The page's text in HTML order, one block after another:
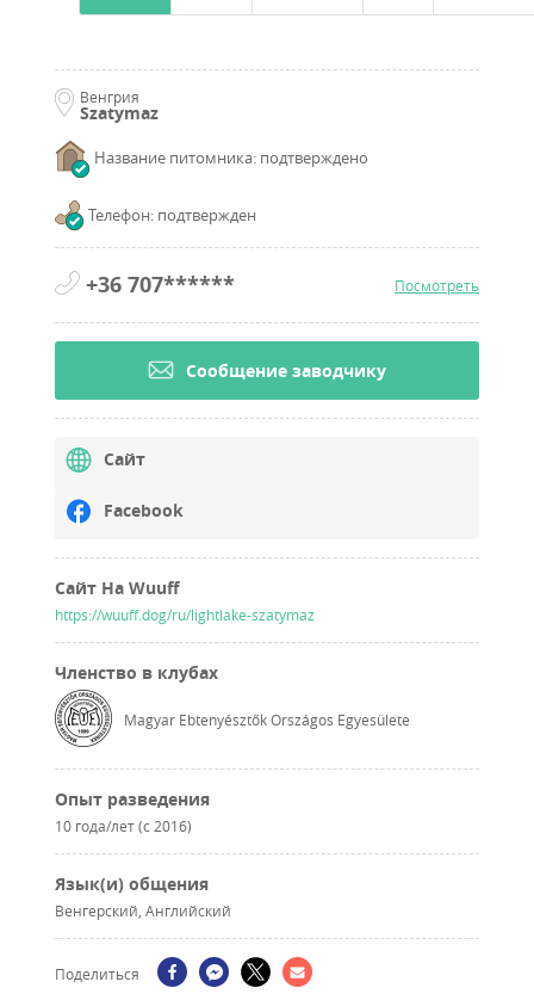
Венгрия
Szatymaz
Название питомника: подтверждено
Телефон: подтвержден
+36 707****** Посмотреть
Cообщение заводчику
Сайт
Facebook
Сайт На Wuuff
https://wuuff.dog/ru/lightlake-szatymaz
Членство в клубах
Magyar Ebtenyésztők Országos Egyesülete
Опыт разведения
10 года/лет (с 2016)
Язык(и) общения
Венгерский, Английский
Поделиться